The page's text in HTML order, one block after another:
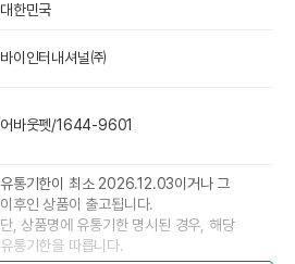
대한민국
바이인터내셔널㈜
어바웃펫/1644-9601
유통기한이 최소 2026.12.03이거나 그
이후인 상품이 출고됩니다.
단, 상품명에 유통기한 명시된 경우, 해당
유통기한을 따릅니다.